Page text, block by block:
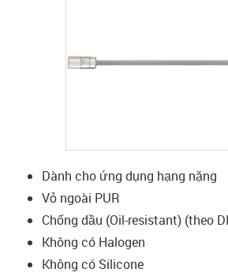
Dành cho ứng dụng hạng nặng
Vỏ ngoài PUR
Chống dầu (Oil-resistant) (theo
Không có Halogen
Không có Silicone